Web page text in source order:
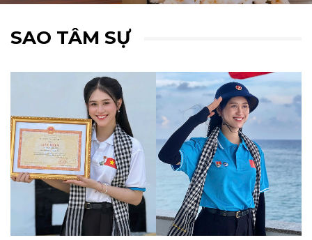
SAO TÂM SỰ